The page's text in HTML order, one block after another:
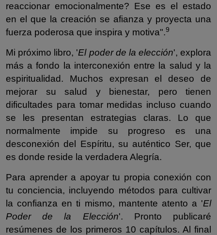
reaccionar emocionalmente? Ese es el estado
en el que la creación se afianza y proyecta una
fuerza poderosa que inspira y motiva".9
Mi próximo libro, 'El poder de la elección', explora
más a fondo la interconexión entre la salud y la
espiritualidad. Muchos expresan el deseo de
mejorar su salud y bienestar, pero tienen
dificultades para tomar medidas incluso cuando
se les presentan estrategias claras. Lo que
normalmente impide su progreso es una
desconexión del Espíritu, su auténtico Ser, que
es donde reside la verdadera Alegría.
Para aprender a apoyar tu propia conexión con
tu conciencia, incluyendo métodos para cultivar
la confianza en ti mismo, mantente atento a 'El
Poder de la Elección'. Pronto publicaré
resúmenes de los primeros 10 capítulos. Al final